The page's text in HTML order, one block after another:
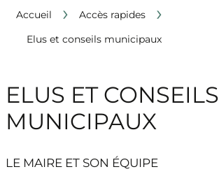
Accueil › Accès rapides ›
Elus et conseils municipaux
ELUS ET CONSEILS
MUNICIPAUX
LE MAIRE ET SON ÉQUIPE